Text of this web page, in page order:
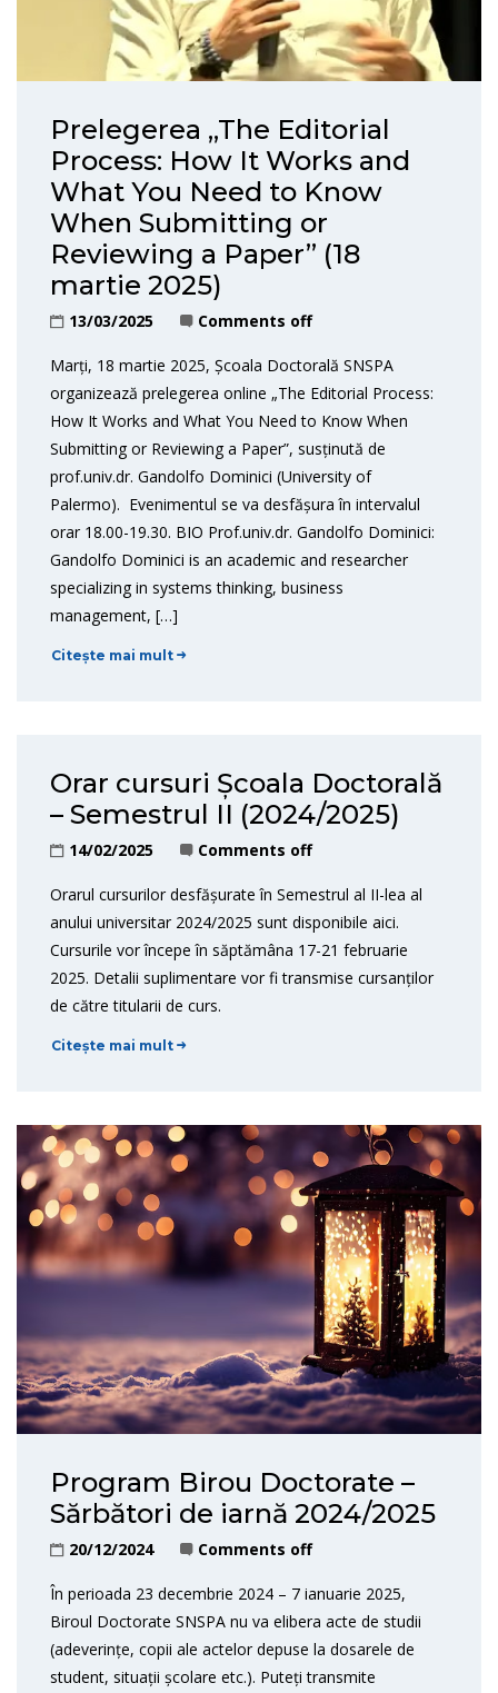
Prelegerea „The Editorial
Process: How It Works and
What You Need to Know
When Submitting or
Reviewing a Paper” (18
martie 2025)
13/03/2025 Comments off
Marți, 18 martie 2025, Școala Doctorală SNSPA
organizează prelegerea online „The Editorial Process:
How It Works and What You Need to Know When
Submitting or Reviewing a Paper”, susținută de
prof.univ.dr. Gandolfo Dominici (University of
Palermo). Evenimentul se va desfășura în intervalul
orar 18.00-19.30. BIO Prof.univ.dr. Gandolfo Dominici:
Gandolfo Dominici is an academic and researcher
specializing in systems thinking, business
management, […]
Citește mai mult
Orar cursuri Școala Doctorală
– Semestrul II (2024/2025)
14/02/2025 Comments off
Orarul cursurilor desfășurate în Semestrul al II-lea al
anului universitar 2024/2025 sunt disponibile aici.
Cursurile vor începe în săptămâna 17-21 februarie
2025. Detalii suplimentare vor fi transmise cursanților
de către titularii de curs.
Citește mai mult
Program Birou Doctorate –
Sărbători de iarnă 2024/2025
20/12/2024 Comments off
În perioada 23 decembrie 2024 – 7 ianuarie 2025,
Biroul Doctorate SNSPA nu va elibera acte de studii
(adeverințe, copii ale actelor depuse la dosarele de
student, situații școlare etc.). Puteți transmite